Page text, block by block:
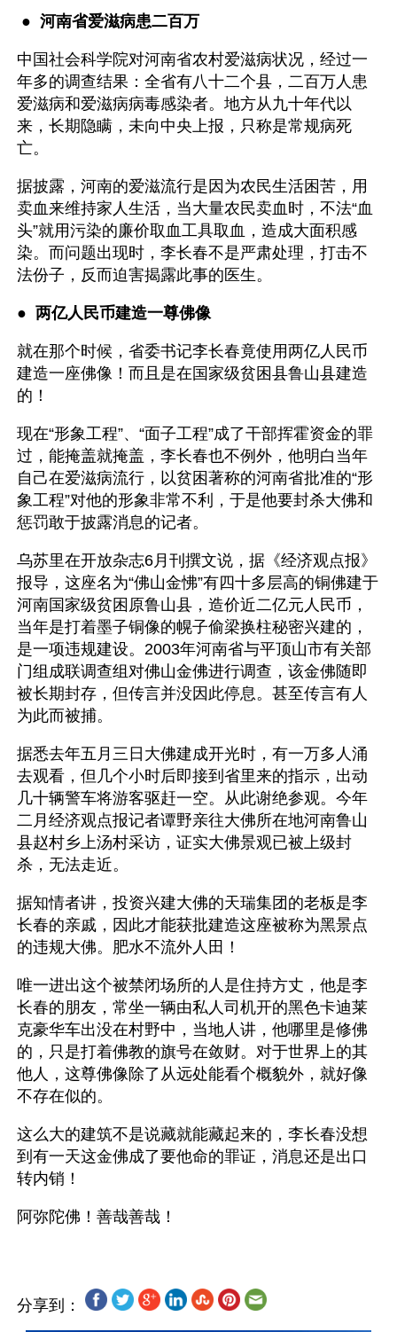
● 河南省爱滋病患二百万
中国社会科学院对河南省农村爱滋病状况，经过一
年多的调查结果：全省有八十二个县，二百万人患
爱滋病和爱滋病病毒感染者。地方从九十年代以
来，长期隐瞒，未向中央上报，只称是常规病死
亡。
据披露，河南的爱滋流行是因为农民生活困苦，用
卖血来维持家人生活，当大量农民卖血时，不法“血
头”就用污染的廉价取血工具取血，造成大面积感
染。而问题出现时，李长春不是严肃处理，打击不
法份子，反而迫害揭露此事的医生。
● 两亿人民币建造一尊佛像
就在那个时候，省委书记李长春竟使用两亿人民币
建造一座佛像！而且是在国家级贫困县鲁山县建造
的！
现在“形象工程”、“面子工程”成了干部挥霍资金的罪
过，能掩盖就掩盖，李长春也不例外，他明白当年
自己在爱滋病流行，以贫困著称的河南省批准的“形
象工程”对他的形象非常不利，于是他要封杀大佛和
惩罚敢于披露消息的记者。
乌苏里在开放杂志6月刊撰文说，据《经济观点报》
报导，这座名为“佛山金怫”有四十多层高的铜佛建于
河南国家级贫困原鲁山县，造价近二亿元人民币，
当年是打着墨子铜像的幌子偷梁换柱秘密兴建的，
是一项违规建设。2003年河南省与平顶山市有关部
门组成联调查组对佛山金佛进行调查，该金佛随即
被长期封存，但传言并没因此停息。甚至传言有人
为此而被捕。
据悉去年五月三日大佛建成开光时，有一万多人涌
去观看，但几个小时后即接到省里来的指示，出动
几十辆警车将游客驱赶一空。从此谢绝参观。今年
二月经济观点报记者谭野亲往大佛所在地河南鲁山
县赵村乡上汤村采访，证实大佛景观已被上级封
杀，无法走近。
据知情者讲，投资兴建大佛的天瑞集团的老板是李
长春的亲戚，因此才能获批建造这座被称为黑景点
的违规大佛。肥水不流外人田！
唯一进出这个被禁闭场所的人是住持方丈，他是李
长春的朋友，常坐一辆由私人司机开的黑色卡迪莱
克豪华车出没在村野中，当地人讲，他哪里是修佛
的，只是打着佛教的旗号在敛财。对于世界上的其
他人，这尊佛像除了从远处能看个概貌外，就好像
不存在似的。
这么大的建筑不是说藏就能藏起来的，李长春没想
到有一天这金佛成了要他命的罪证，消息还是出口
转内销！
分享到：